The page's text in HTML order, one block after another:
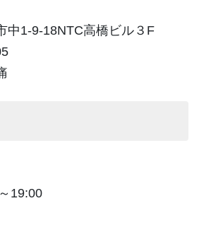
中1-9-18NTC高橋ビル３F
19:00